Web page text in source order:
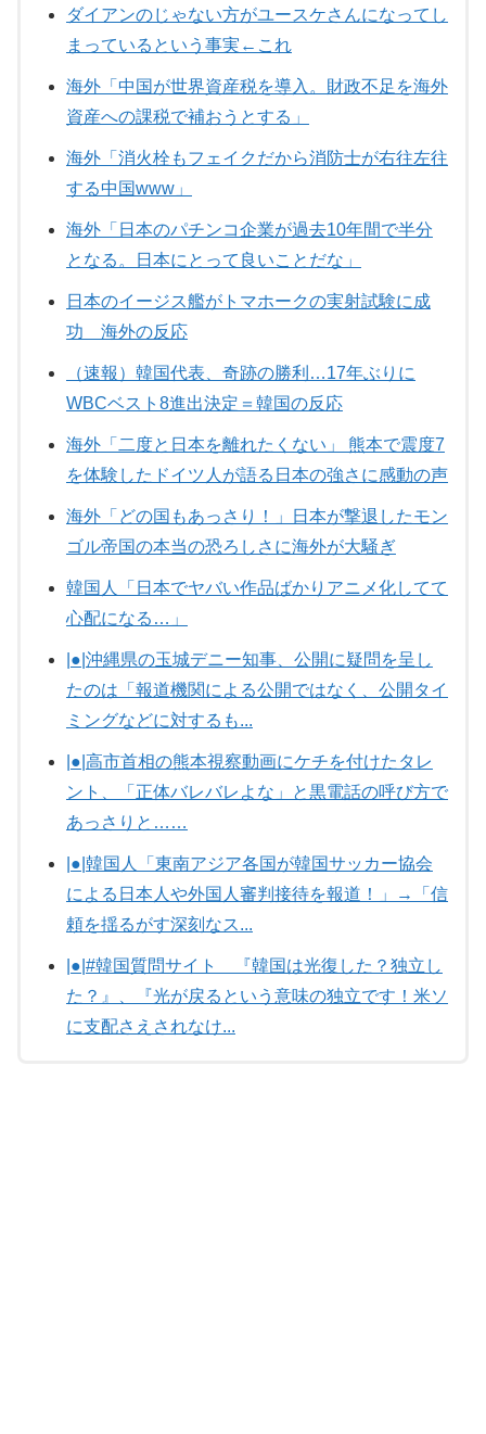
ダイアンのじゃない方がユースケさんになってし
まっているという事実←これ
海外「中国が世界資産税を導入。財政不足を海外
資産への課税で補おうとする」
海外「消火栓もフェイクだから消防士が右往左往
する中国www」
海外「日本のパチンコ企業が過去10年間で半分
となる。日本にとって良いことだな」
日本のイージス艦がトマホークの実射試験に成
功 海外の反応
（速報）韓国代表、奇跡の勝利…17年ぶりに
WBCベスト8進出決定＝韓国の反応
海外「二度と日本を離れたくない」 熊本で震度7
を体験したドイツ人が語る日本の強さに感動の声
海外「どの国もあっさり！」日本が撃退したモン
ゴル帝国の本当の恐ろしさに海外が大騒ぎ
韓国人「日本でヤバい作品ばかりアニメ化してて
心配になる…」
|●|沖縄県の玉城デニー知事、公開に疑問を呈し
たのは「報道機関による公開ではなく、公開タイ
ミングなどに対するも...
|●|高市首相の熊本視察動画にケチを付けたタレ
ント、「正体バレバレよな」と黒電話の呼び方で
あっさりと……
|●|韓国人「東南アジア各国が韓国サッカー協会
による日本人や外国人審判接待を報道！」→「信
頼を揺るがす深刻なス...
|●|#韓国質問サイト 『韓国は光復した？独立し
た？』、『光が戻るという意味の独立です！米ソ
に支配さえされなけ...